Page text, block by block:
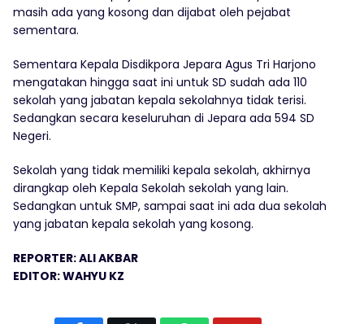
masih ada yang kosong dan dijabat oleh pejabat
sementara.
Sementara Kepala Disdikpora Jepara Agus Tri Harjono
mengatakan hingga saat ini untuk SD sudah ada 110
sekolah yang jabatan kepala sekolahnya tidak terisi.
Sedangkan secara keseluruhan di Jepara ada 594 SD
Negeri.
Sekolah yang tidak memiliki kepala sekolah, akhirnya
dirangkap oleh Kepala Sekolah sekolah yang lain.
Sedangkan untuk SMP, sampai saat ini ada dua sekolah
yang jabatan kepala sekolah yang kosong.
REPORTER: ALI AKBAR
EDITOR: WAHYU KZ